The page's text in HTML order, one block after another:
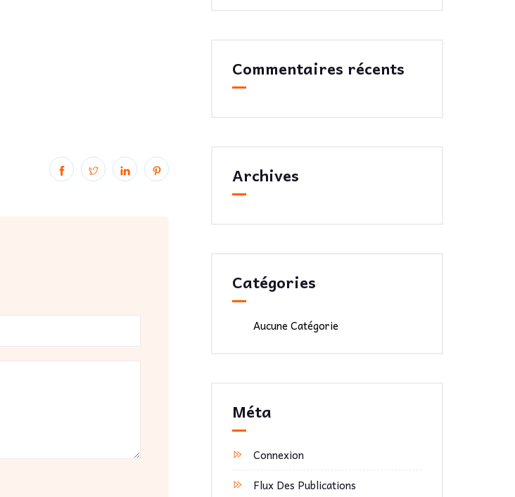
Commentaires récents
Archives
Catégories
Aucune Catégorie
Méta
Connexion
Flux Des Publications